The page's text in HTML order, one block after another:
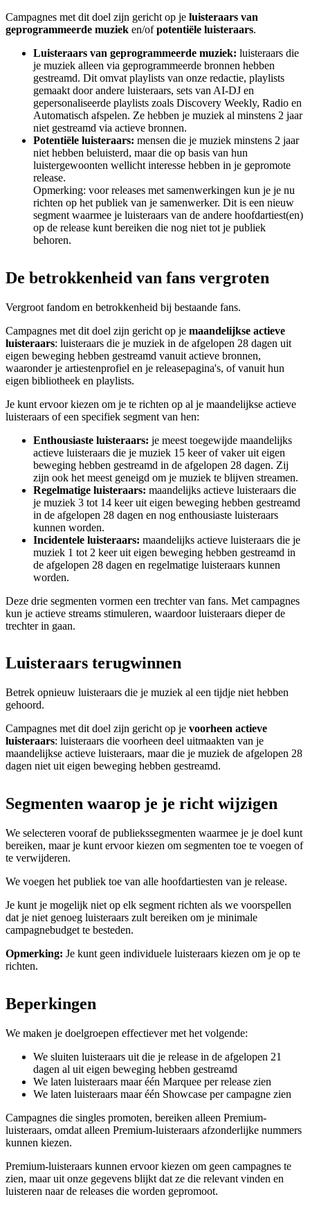
Campagnes met dit doel zijn gericht op je luisteraars van
geprogrammeerde muziek en/ofpotentiële luisteraars.
Luisteraars van geprogrammeerde muziek: luisteraars die
je muziek alleen via geprogrammeerde bronnen hebben
gestreamd. Dit omvat playlists van onze redactie, playlists
gemaakt door andere luisteraars, sets van AI-DJ en
gepersonaliseerde playlists zoals Discovery Weekly, Radio en
Automatisch afspelen. Ze hebben je muziek al minstens 2 jaar
niet gestreamd via actieve bronnen.
Potentiële luisteraars: mensen die je muziek minstens 2 jaar
niet hebben beluisterd, maar die op basis van hun
luistergewoonten wellicht interesse hebben in je gepromote
release.
Opmerking: voor releases met samenwerkingen kun je je nu
richten op het publiek van je samenwerker. Dit is een nieuw
segment waarmee je luisteraars van de andere hoofdartiest(en)
op de release kunt bereiken die nog niet tot je publiek
behoren.
De betrokkenheid van fans vergroten
Vergroot fandom en betrokkenheid bij bestaande fans.
Campagnes met dit doel zijn gericht op je maandelijkse actieve
luisteraars: luisteraars die je muziek in de afgelopen 28 dagen uit
eigen beweging hebben gestreamd vanuit actieve bronnen,
waaronder je artiestenprofiel en je releasepagina's, of vanuit hun
eigen bibliotheek en playlists.
Je kunt ervoor kiezen om je te richten op al je maandelijkse actieve
luisteraars of een specifiek segment van hen:
Enthousiaste luisteraars: je meest toegewijde maandelijks
actieve luisteraars die je muziek 15 keer of vaker uit eigen
beweging hebben gestreamd in de afgelopen 28 dagen. Zij
zijn ook het meest geneigd om je muziek te blijven streamen.
Regelmatige luisteraars: maandelijks actieve luisteraars die
je muziek 3 tot 14 keer uit eigen beweging hebben gestreamd
in de afgelopen 28 dagen en nog enthousiaste luisteraars
kunnen worden.
Incidentele luisteraars: maandelijks actieve luisteraars die je
muziek 1 tot 2 keer uit eigen beweging hebben gestreamd in
de afgelopen 28 dagen en regelmatige luisteraars kunnen
worden.
Deze drie segmenten vormen een trechter van fans. Met campagnes
kun je actieve streams stimuleren, waardoor luisteraars dieper de
trechter in gaan.
Luisteraars terugwinnen
Betrek opnieuw luisteraars die je muziek al een tijdje niet hebben
gehoord.
Campagnes met dit doel zijn gericht op je voorheen actieve
luisteraars: luisteraars die voorheen deel uitmaakten van je
maandelijkse actieve luisteraars, maar die je muziek de afgelopen 28
dagen niet uit eigen beweging hebben gestreamd.
Segmenten waarop je je richt wijzigen
We selecteren vooraf de publiekssegmenten waarmee je je doel kunt
bereiken, maar je kunt ervoor kiezen om segmenten toe te voegen of
te verwijderen.
We voegen het publiek toe van alle hoofdartiesten van je release.
Je kunt je mogelijk niet op elk segment richten als we voorspellen
dat je niet genoeg luisteraars zult bereiken om je minimale
campagnebudget te besteden.
Opmerking: Je kunt geen individuele luisteraars kiezen om je op te
richten.
Beperkingen
We maken je doelgroepen effectiever met het volgende:
We sluiten luisteraars uit die je release in de afgelopen 21
dagen al uit eigen beweging hebben gestreamd
We laten luisteraars maar één Marquee per release zien
We laten luisteraars maar één Showcase per campagne zien
Campagnes die singles promoten, bereiken alleen Premium-
luisteraars, omdat alleen Premium-luisteraars afzonderlijke nummers
kunnen kiezen.
Premium-luisteraars kunnen ervoor kiezen om geen campagnes te
zien, maar uit onze gegevens blijkt dat ze die relevant vinden en
luisteren naar de releases die worden gepromoot.